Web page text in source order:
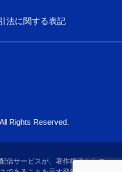
法に関する表記
All Rights Reserved.
信サービスが、著作権者からコ